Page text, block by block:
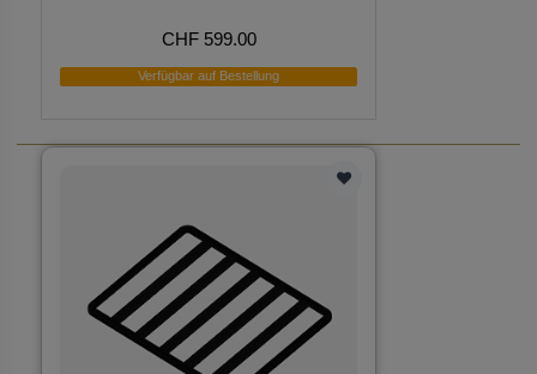
CHF 599.00
Verfügbar auf Bestellung